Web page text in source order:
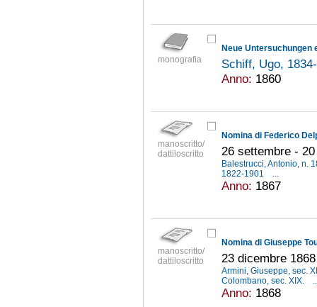
monografia
Schiff, Ugo,
Anno: 1860
manoscritto/
dattiloscritto
26 settembre -
Balestrucci, Antonio, n.
1822-1901
...
Anno: 1867
manoscritto/
dattiloscritto
23 dicembre
Armini, Giuseppe, sec.
Colombano, sec. XIX.
Anno: 1868